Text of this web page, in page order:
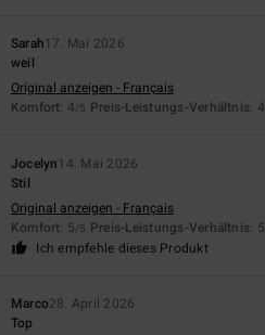
Sarah17. Mai 2026
weil
Original anzeigen - Français
Komfort: 4/5 Preis-Leistungs-Verhältnis: 4
Jocelyn14. Mai 2026
Stil
Original anzeigen - Français
Komfort: 5/5 Preis-Leistungs-Verhältnis: 5
Ich empfehle dieses Produkt
Marco28. April 2026
Top